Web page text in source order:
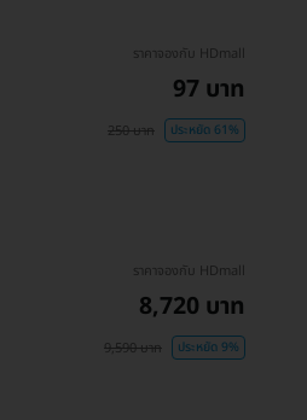
ราคาจองกับ HDmall
97 บาท
250 บาท ประหยัด 61%
ราคาจองกับ HDmall
8,720 บาท
9,590 บาท ประหยัด 9%